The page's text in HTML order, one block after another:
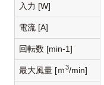
入力 [W]
電流 [A]
回転数 [min-1]
最大風量 [ｍ3/min]